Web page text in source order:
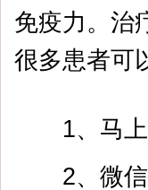
免疫力。治
很多患者可
1、马上
2、微信